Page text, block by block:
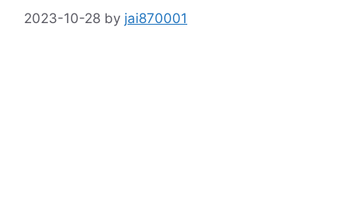
2023-10-28 by jai870001